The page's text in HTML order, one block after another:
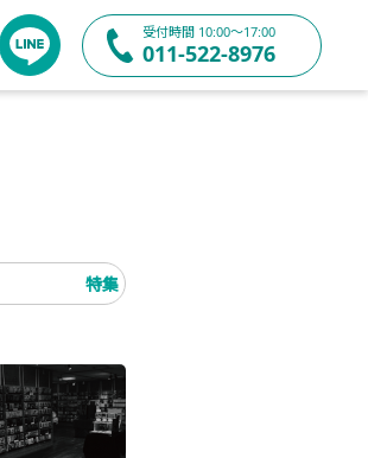
受付時間 10:00〜17:00
011-522-8976
特集